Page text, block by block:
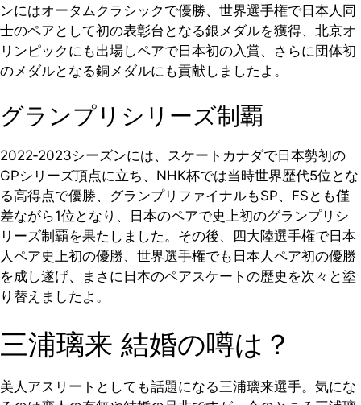
ンにはオータムクラシックで優勝、世界選手権で日本人同
士のペアとして初の表彰台となる銀メダルを獲得、北京オ
リンピックにも出場しペアで日本初の入賞、さらに団体初
のメダルとなる銅メダルにも貢献しましたよ。
グランプリシリーズ制覇
2022‐2023シーズンには、スケートカナダで日本勢初の
GPシリーズ頂点に立ち、NHK杯では当時世界歴代5位とな
る高得点で優勝、グランプリファイナルもSP、FSとも僅
差ながら1位となり、日本のペアで史上初のグランプリシ
リーズ制覇を果たしました。その後、四大陸選手権で日本
人ペア史上初の優勝、世界選手権でも日本人ペア初の優勝
を成し遂げ、まさに日本のペアスケートの歴史を次々と塗
り替えましたよ。
三浦璃来 結婚の噂は？
美人アスリートとしても話題になる三浦璃来選手。気にな